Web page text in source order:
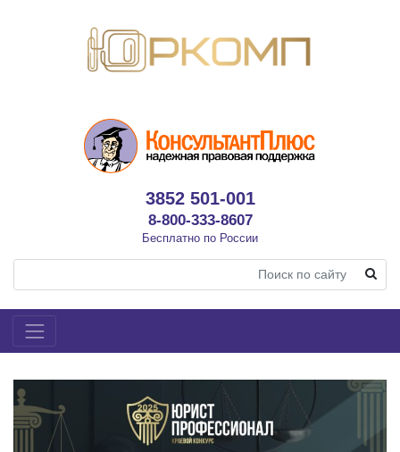
3852 501-001
8-800-333-8607
Бесплатно по России